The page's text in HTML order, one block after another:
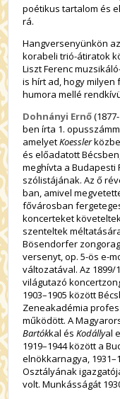
poétikus tartalom és
rá.
Hangversenyünkön az
korabeli trió-átiratok
Liszt Ferenc
is hírt ad, hogy
humora mellé
Dohnányi Ernő
ben írta 1.
amelyetKoessler
és előadatott
meghívta a Budapesti
szólistájának. Az ő
ban, amivel
fővárosban
koncerteket
szenteltek
Bösendorfer
versenyt, op. 5-ös e-
változatával. Az
világutazó
1903–1905 között
Zeneakadémia
működött. A
Bartókkal ésKodállyal
1919–1944 között a
elnökkarnagya,
Osztályának
volt. Munkásságát